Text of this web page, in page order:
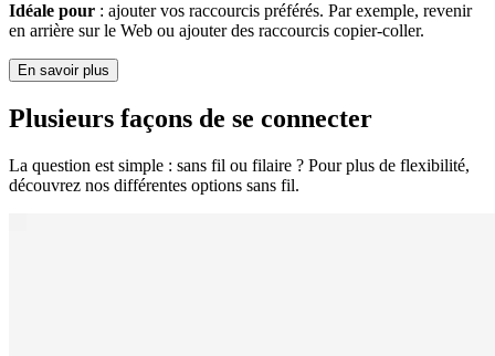
Idéale pour : ajouter vos raccourcis préférés. Par exemple, revenir
en arrière sur le Web ou ajouter des raccourcis copier-coller.
En savoir plus
Plusieurs façons de se connecter
La question est simple : sans fil ou filaire ? Pour plus de flexibilité,
découvrez nos différentes options sans fil.